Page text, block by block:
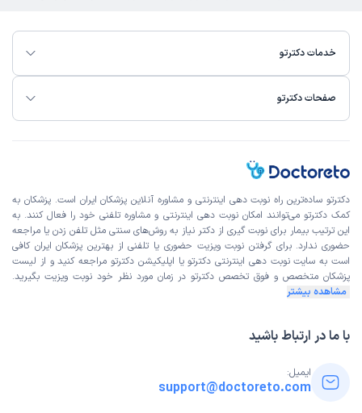
خدمات دکترتو
صفحات دکترتو
دکترتو ساده‌ترین راه نوبت‌ دهی اینترنتی و مشاوره آنلاین پزشکان ایران است. پزشکان به
کمک دکترتو می‌توانند امکان نوبت دهی اینترنتی و مشاوره تلفنی خود را فعال کنند. به
این ترتیب بیمار برای نوبت گیری از دکتر نیاز به روش‌های سنتی مثل تلفن زدن یا مراجعه
حضوری ندارد. برای گرفتن نوبت ویزیت حضوری یا تلفنی از بهترین پزشکان ایران کافی
است به سایت نوبت دهی اینترنتی دکترتو یا اپلیکیشن دکترتو مراجعه کنید و از لیست
پزشکان متخصص و فوق تخصص دکترتو در زمان مورد نظر خود نوبت ویزیت بگیرید.
مشاهده بیشتر
با ما در ارتباط باشید
ایمیل:
support@doctoreto.com